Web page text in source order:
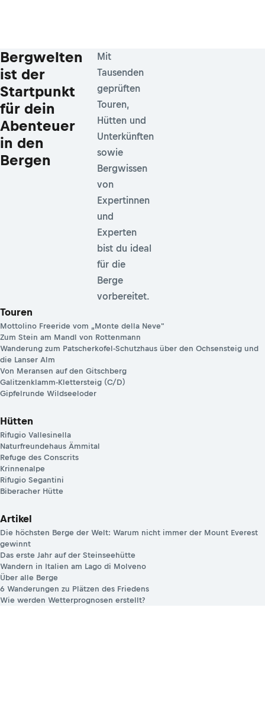
Bergwelten
ist der
Startpunkt
für dein
Abenteuer
in den
Bergen
Mit
Tausenden
geprüften
Touren,
Hütten und
Unterkünften
sowie
Bergwissen
von
Expertinnen
und
Experten
bist du ideal
für die
Berge
vorbereitet.
Touren
Mottolino Freeride vom „Monte della Neve"
Zum Stein am Mandl von Rottenmann
Wanderung zum Patscherkofel-Schutzhaus über den Ochsensteig und
die Lanser Alm
Von Meransen auf den Gitschberg
Galitzenklamm-Klettersteig (C/D)
Gipfelrunde Wildseeloder
Hütten
Rifugio Vallesinella
Naturfreundehaus Ämmital
Refuge des Conscrits
Krinnenalpe
Rifugio Segantini
Biberacher Hütte
Artikel
Die höchsten Berge der Welt: Warum nicht immer der Mount Everest
gewinnt
Das erste Jahr auf der Steinseehütte
Wandern in Italien am Lago di Molveno
Über alle Berge
6 Wanderungen zu Plätzen des Friedens
Wie werden Wetterprognosen erstellt?